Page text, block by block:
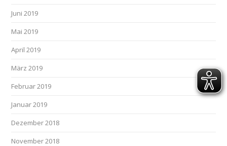
Juni 2019
Mai 2019
April 2019
März 2019
Februar 2019
Januar 2019
Dezember 2018
November 2018